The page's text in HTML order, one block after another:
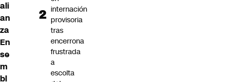
ali
an
za
En
se
m
bl
internación
provisoria
tras
encerrona
frustrada
a
escolta